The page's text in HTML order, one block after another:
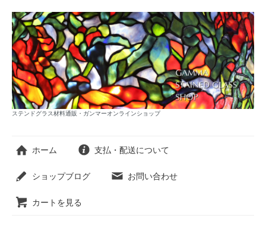
ステンドグラス材料通販・ガンマーオンラインショップ
ホーム 支払・配送について
ショップブログ お問い合わせ
カートを見る